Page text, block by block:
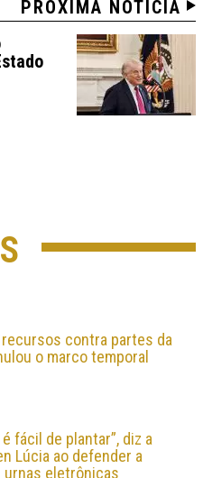
PRÓXIMA NOTÍCIA
contra partes da
o marco temporal
fácil de plantar”, diz a
Lúcia ao defender a
urnas eletrônicas